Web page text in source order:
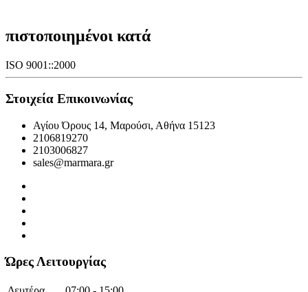
πιστοποιημένοι κατά
ISO 9001::2000
Στοιχεία Επικοινωνίας
Αγίου Όρους 14, Μαρούσι, Αθήνα 15123
2106819270
2103006827
sales@marmara.gr
Ώρες Λειτουργίας